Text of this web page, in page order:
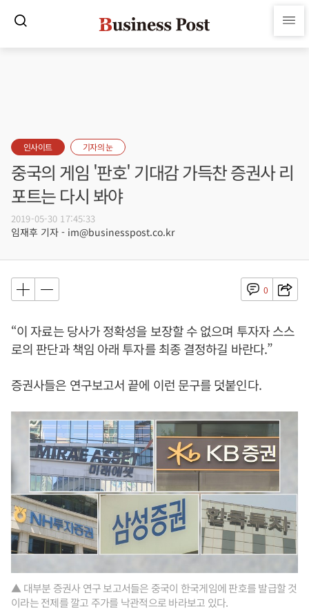
인사이트 기자의 눈
중국의 게임 '판호' 기대감 가득찬 증권사 리
포트는 다시 봐야
2019-05-30 17:45:33
임재후 기자 - im@businesspost.co.kr
0
“이 자료는 당사가 정확성을 보장할 수 없으며 투자자 스스
로의 판단과 책임 아래 투자를 최종 결정하길 바란다.”
증권사들은 연구보고서 끝에 이런 문구를 덧붙인다.
▲ 대부분 증권사 연구 보고서들은 중국이 한국게임에 판호를 발급할 것
이라는 전제를 깔고 주가를 낙관적으로 바라보고 있다.